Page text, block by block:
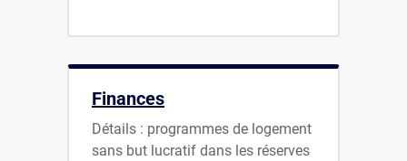
Finances
Détails : programmes de logement
sans but lucratif dans les réserves